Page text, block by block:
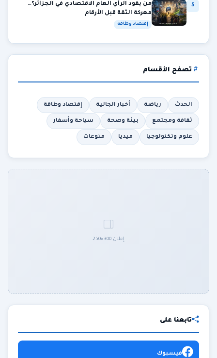
5
من يقود الرأي العام الاقتصادي في الجزائر؟…
معركة الثقة قبل الأرقام
إقتصاد وطاقة
تصفح الأقسام
الحدث رياضة أخبار الجالية إقتصاد وطاقة
ثقافة ومجتمع بيئة وصحة سياحة وأسفار
علوم وتكنولوجيا ميديا منوعات
إعلان 300×250
تابعنا على
فيسبوك